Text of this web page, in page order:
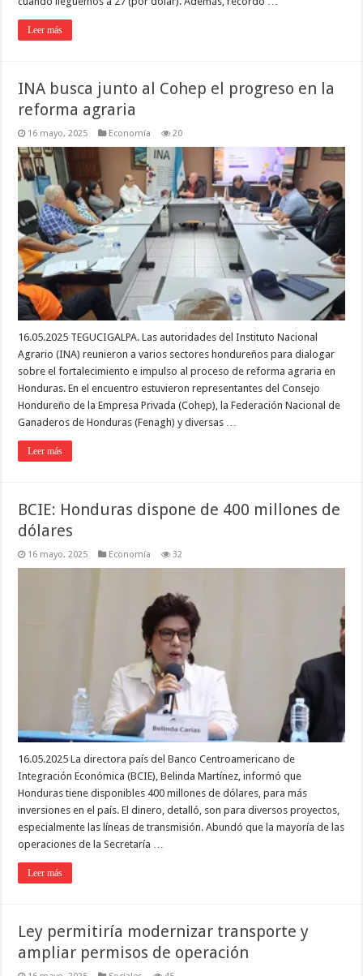
Leer más
INA busca junto al Cohep el progreso en la
reforma agraria
16 mayo, 2025 Economía 20
16.05.2025 TEGUCIGALPA. Las autoridades del Instituto Nacional
Agrario (INA) reunieron a varios sectores hondureños para dialogar
sobre el fortalecimiento e impulso al proceso de reforma agraria en
Honduras. En el encuentro estuvieron representantes del Consejo
Hondureño de la Empresa Privada (Cohep), la Federación Nacional de
Ganaderos de Honduras (Fenagh) y diversas …
Leer más
BCIE: Honduras dispone de 400 millones de
dólares
16 mayo, 2025 Economía 32
16.05.2025 La directora país del Banco Centroamericano de
Integración Económica (BCIE), Belinda Martínez, informó que
Honduras tiene disponibles 400 millones de dólares, para más
inversiones en el país. El dinero, detalló, son para diversos proyectos,
especialmente las líneas de transmisión. Abundó que la mayoría de las
operaciones de la Secretaría …
Leer más
Ley permitiría modernizar transporte y
ampliar permisos de operación